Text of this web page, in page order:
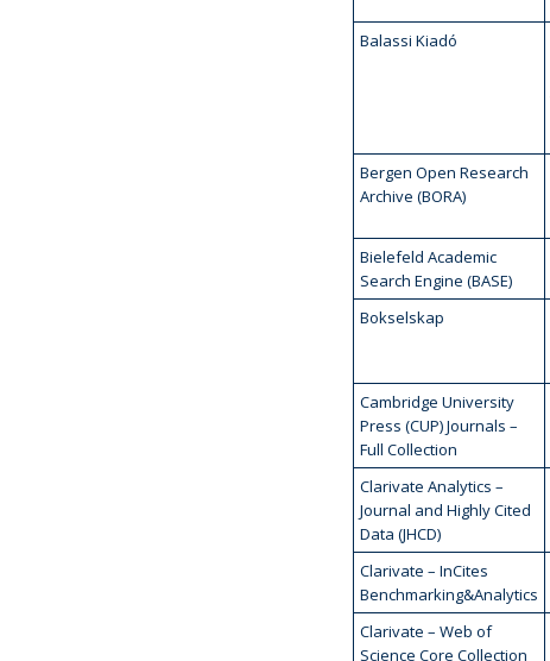
Balassi Kiadó
Bergen Open Research
Archive (BORA)
Bielefeld Academic
Search Engine (BASE)
Bokselskap
Cambridge University
Press (CUP) Journals –
Full Collection
Clarivate Analytics –
Journal and Highly Cited
Data (JHCD)
Clarivate – InCites
Benchmarking&Analytics
Clarivate – Web of
Science Core Collection